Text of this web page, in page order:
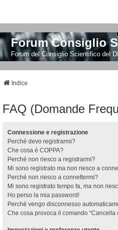
Forum Consiglio
Forum del Consiglio Scientifico del
Indice
FAQ (Domande
Connessione e registrazione
Perché devo registrarmi?
Che cosa è COPPA?
Perché non riesco a registrarmi?
Mi sono registrato ma non riesco a
Perché non riesco a connettermi?
Mi sono registrato tempo fa, ma non
Ho perso la mia password!
Perché vengo disconnesso
Che cosa provoca il comando “Cancella